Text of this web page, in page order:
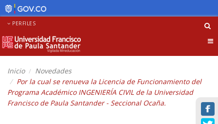
PERFILES
Inicio
Novedades
Por la cual se renueva la Licencia de Funcionamiento del
Programa Académico INGENIERÍA CIVIL de la Universidad
Francisco de Paula Santander - Seccional Ocaña.